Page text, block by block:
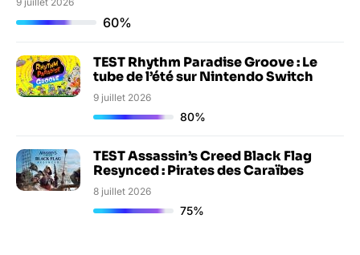
60%
TEST Rhythm Paradise Groove : Le
tube de l’été sur Nintendo Switch
9 juillet 2026
80%
TEST Assassin’s Creed Black Flag
Resynced : Pirates des Caraïbes
8 juillet 2026
75%